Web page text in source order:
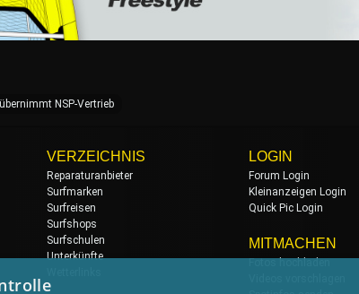
NSP-Vertrieb
VERZEICHNIS
Reparaturanbieter
Surfmarken
Surfreisen
Surfshops
Surfschulen
Unterkünfte
LOGIN
Forum Login
Kleinanzeigen Login
Quick Pic Login
MITMACHEN
Fotos hochladen